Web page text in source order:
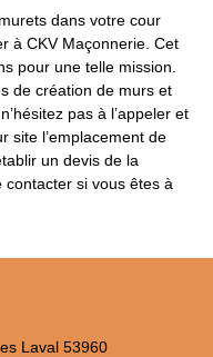
dans votre cour
à CKV Maçonnerie. Cet
pour une telle mission.
de création de murs et
pas à l’appeler et
site l’emplacement de
un devis de la
contacter si vous êtes à
Laval 53960